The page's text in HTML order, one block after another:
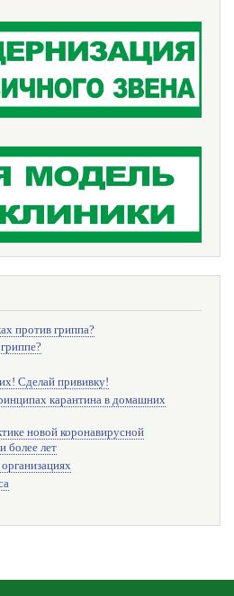
против гриппа?
Сделай прививку!
карантина в домашних
новой коронавирусной
более лет